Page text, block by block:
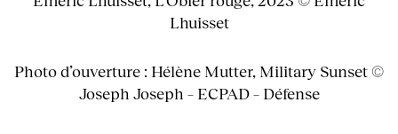
Lhuisset
Photo d’ouverture : Hélène Mutter, Military Sunset ©
Joseph Joseph – ECPAD – Défense